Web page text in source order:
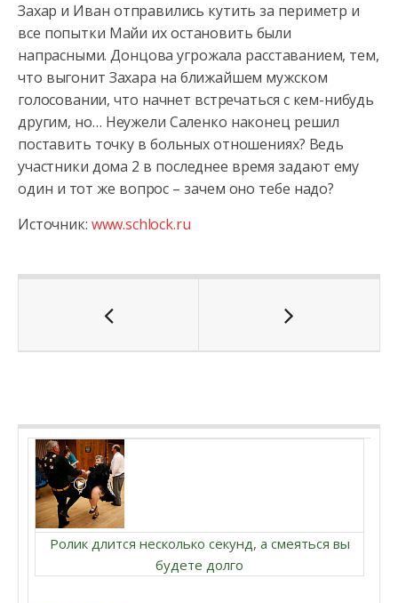
Захар и Иван отправились кутить за периметр и
все попытки Майи их остановить были
напрасными. Донцова угрожала расставанием, тем,
что выгонит Захара на ближайшем мужском
голосовании, что начнет встречаться с кем-нибудь
другим, но… Неужели Саленко наконец решил
поставить точку в больных отношениях? Ведь
участники дома 2 в последнее время задают ему
один и тот же вопрос – зачем оно тебе надо?
Источник: www.schlock.ru
Ролик длится несколько секунд, а смеяться вы
будете долго